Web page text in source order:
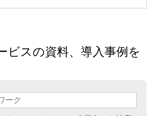
ビスの資料、導入事例を